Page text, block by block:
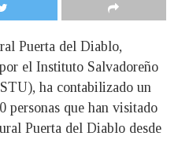
Puerta del Diablo,
el Instituto Salvadoreño
ha contabilizado un
personas que han visitado
Puerta del Diablo desde